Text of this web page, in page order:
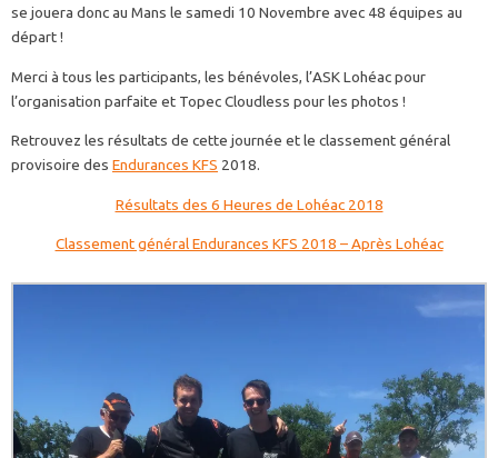
se jouera donc au Mans le samedi 10 Novembre avec 48 équipes au
départ !
Merci à tous les participants, les bénévoles, l’ASK Lohéac pour
l’organisation parfaite et Topec Cloudless pour les photos !
Retrouvez les résultats de cette journée et le classement général
provisoire des Endurances KFS 2018.
Résultats des 6 Heures de Lohéac 2018
Classement général Endurances KFS 2018 – Après Lohéac